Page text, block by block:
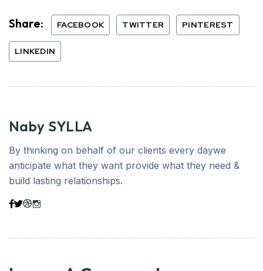
Share: FACEBOOK TWITTER PINTEREST
LINKEDIN
Naby SYLLA
By thinking on behalf of our clients every daywe
anticipate what they want provide what they need &
build lasting relationships.